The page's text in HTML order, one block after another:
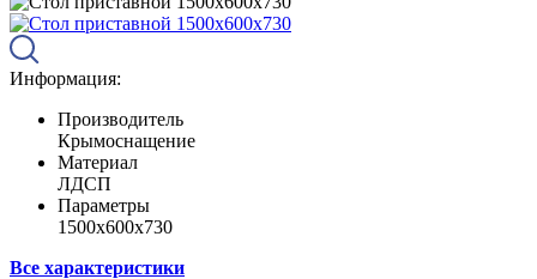
Информация:
Производитель
Крымоснащение
Материал
ЛДСП
Параметры
1500х600х730
Все характеристики